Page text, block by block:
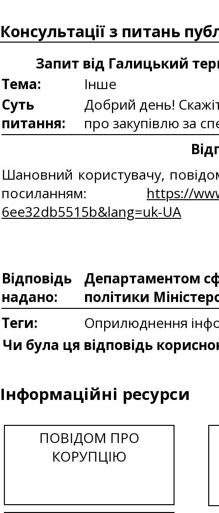
Консультації з питань
Запит від Галицький
Тема:
Інше
Суть
питання:
Добрий день!
про закупівлю за
Шановний користувачу,
посиланням: https://
6ee32db5515b&lang=uk-UA
Відповідь
надано:
Департаментом
політики
Теги:
Оприлюднення
Чи була ця відповідь
Інформаційні ресурси
ПОВІДОМ ПРО
КОРУПЦІЮ